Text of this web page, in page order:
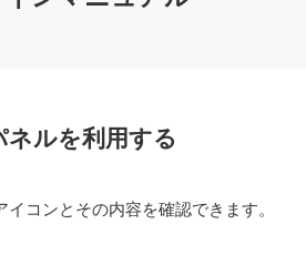
ネルを利用する
コンとその内容を確認できます。